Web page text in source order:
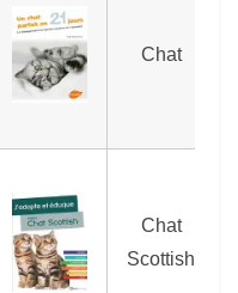
Chat
Chat
Scottish